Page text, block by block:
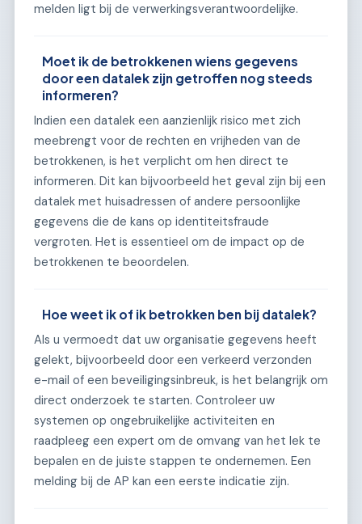
melden ligt bij de verwerkingsverantwoordelijke.
Moet ik de betrokkenen wiens gegevens
door een datalek zijn getroffen nog steeds
informeren?
Indien een datalek een aanzienlijk risico met zich
meebrengt voor de rechten en vrijheden van de
betrokkenen, is het verplicht om hen direct te
informeren. Dit kan bijvoorbeeld het geval zijn bij een
datalek met huisadressen of andere persoonlijke
gegevens die de kans op identiteitsfraude
vergroten. Het is essentieel om de impact op de
betrokkenen te beoordelen.
Hoe weet ik of ik betrokken ben bij datalek?
Als u vermoedt dat uw organisatie gegevens heeft
gelekt, bijvoorbeeld door een verkeerd verzonden
e-mail of een beveiligingsinbreuk, is het belangrijk om
direct onderzoek te starten. Controleer uw
systemen op ongebruikelijke activiteiten en
raadpleeg een expert om de omvang van het lek te
bepalen en de juiste stappen te ondernemen. Een
melding bij de AP kan een eerste indicatie zijn.